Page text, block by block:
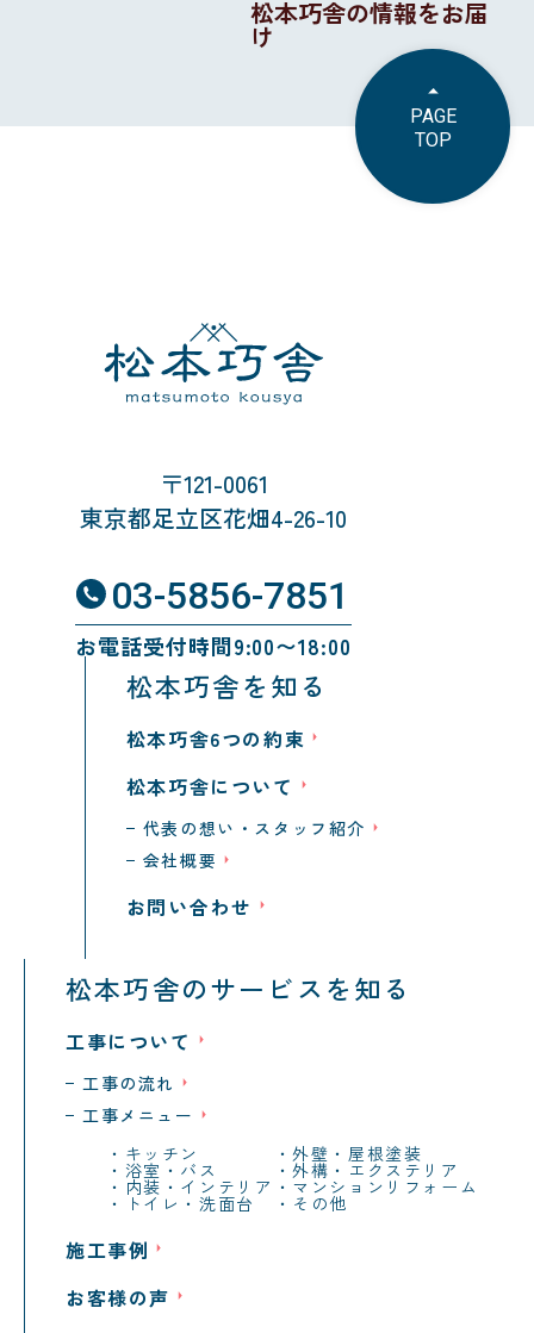
松本巧舎の情報をお届
け
PAGE
TOP
〒121-0061
東京都足立区花畑4-26-10
03-5856-7851
お電話受付時間9:00〜18:00
松本巧舎を知る
松本巧舎6つの約束
松本巧舎について
代表の想い・スタッフ紹介
会社概要
お問い合わせ
松本巧舎のサービスを知る
工事について
工事の流れ
工事メニュー
キッチン
外壁・屋根塗装
浴室・バス 外構・エクステリア
内装・インテリア マンションリフォーム
トイレ・洗面台 その他
施工事例
お客様の声